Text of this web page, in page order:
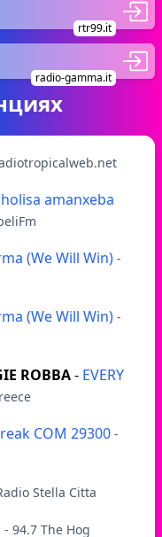
rtr99.it
radio-gamma.it
amanxeba
(We Will Win) -
(We Will Win) -
ROBBA- EVERY
COM 29300 -
Stella Citta
- 94.7 The Hog